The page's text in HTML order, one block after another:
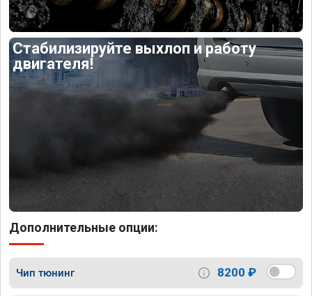
Стабилизируйте выхлоп и работу
двигателя!
Дополнительные опции:
Чип тюнинг 8200 ₽